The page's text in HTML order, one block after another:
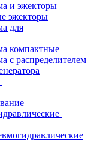
и эжекторы
эжекторы
для
компактные
с распределителем